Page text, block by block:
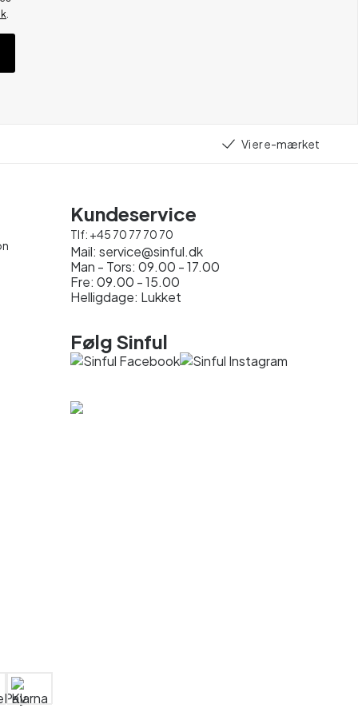
Vi er e-mærket
Kundeservice
Tlf: +45 70 77 70 70
Mail: service@sinful.dk
Man - Tors: 09.00 - 17.00
Fre: 09.00 - 15.00
Helligdage: Lukket
Følg Sinful